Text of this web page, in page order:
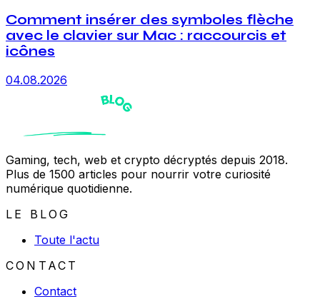
Comment insérer des symboles flèche
avec le clavier sur Mac : raccourcis et
icônes
04.08.2026
Gaming, tech, web et crypto décryptés depuis 2018.
Plus de 1500 articles pour nourrir votre curiosité
numérique quotidienne.
LE BLOG
Toute l'actu
CONTACT
Contact